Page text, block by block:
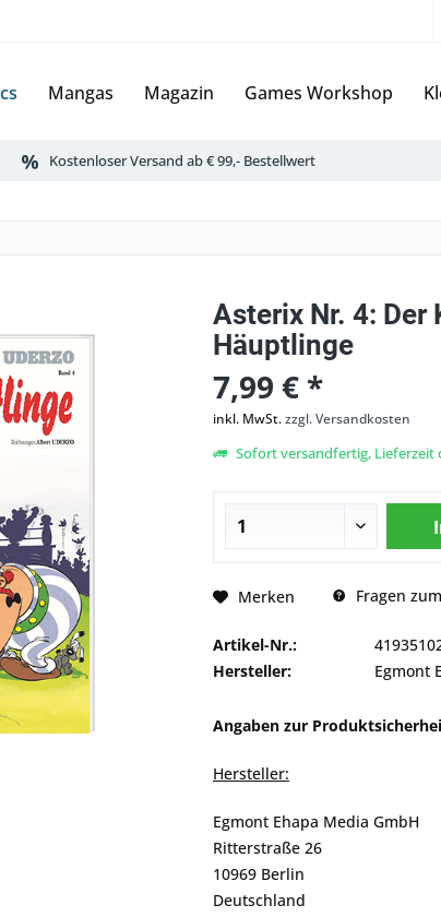
Mangas Magazin Games Workshop
Kostenloser Versand ab € 99,- Bestellwert
Asterix Nr. 4: Der
Häuptlinge
7,99 € *
inkl. MwSt.zzgl. Versandkosten
Sofort versandfertig, Lieferzeit
Merken Fragen
Artikel-Nr.:
Hersteller:
Egmont
Angaben zur
Hersteller:
Egmont Ehapa Media GmbH
Ritterstraße 26
10969 Berlin
Deutschland